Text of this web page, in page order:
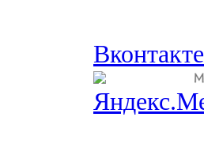
Вконтакте